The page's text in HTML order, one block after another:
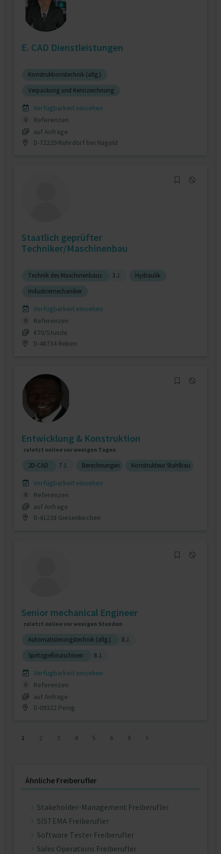
E. CAD Dienstleistungen
Konstruktionstechnik (allg.)
Verpackung und Kennzeichnung
Verfügbarkeit einsehen
0
Referenzen
auf Anfrage
D-72229 Rohrdorf bei Nagold
Staatlich geprüfter
Techniker/Maschinenbau
Technik des Maschinenbaus 3 J.
Hydraulik
Industriemechaniker
Verfügbarkeit einsehen
0
Referenzen
€70/Stunde
D-48734 Reken
Entwicklung & Konstruktion
zuletzt online vor wenigen Tagen
2D-CAD 7 J. Berechnungen Konstrukteur Stahlbau
Verfügbarkeit einsehen
0
Referenzen
auf Anfrage
D-41238 Giesenkirchen
Senior mechanical Engineer
zuletzt online vor wenigen Stunden
Automatisierungstechnik (allg.)
8 J.
Spritzgießmaschinen
8 J.
Verfügbarkeit einsehen
0
Referenzen
auf Anfrage
D-09322 Penig
1 2 3 4 5 6 8
Ähnliche Freiberufler
Stakeholder-Management Freiberufler
SISTEMA Freiberufler
Software Tester Freiberufler
Sales Operations Freiberufler